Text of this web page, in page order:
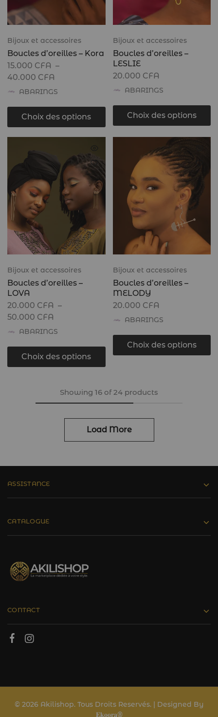
Bijoux et accessoires
Boucles d’oreilles – Kora
15.000 CFA –
40.000 CFA
ABARINGS
Choix des options
Bijoux et accessoires
Boucles d’oreilles –
LESLIE
20.000 CFA
ABARINGS
Choix des options
Bijoux et accessoires
Boucles d’oreilles –
LOVA
20.000 CFA –
50.000 CFA
ABARINGS
Choix des options
Bijoux et accessoires
Boucles d’oreilles –
MELODY
20.000 CFA
ABARINGS
Choix des options
Showing 16 of24 products
Load More
ASSISTANCE
CATALOGUE
CONTACT
© 2026 Akilishop. Tous Droits Reservés. | Designed By
𝐄𝐤𝐨𝐨𝐫𝐚®